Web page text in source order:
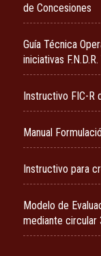
de Concesiones
Guía Técnica
iniciativas
Instructivo FIC-R
Manual
Instructivo para
Modelo de
mediante circular